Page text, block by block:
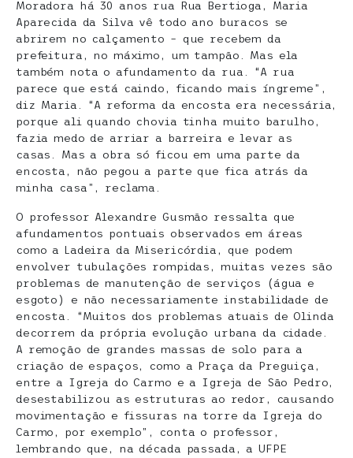
Moradora há 30 anos rua Rua Bertioga, Maria
Aparecida da Silva vê todo ano buracos se
abrirem no calçamento – que recebem da
prefeitura, no máximo, um tampão. Mas ela
também nota o afundamento da rua. “A rua
parece que está caindo, ficando mais íngreme”,
diz Maria. “A reforma da encosta era necessária,
porque ali quando chovia tinha muito barulho,
fazia medo de arriar a barreira e levar as
casas. Mas a obra só ficou em uma parte da
encosta, não pegou a parte que fica atrás da
minha casa”, reclama.
O professor Alexandre Gusmão ressalta que
afundamentos pontuais observados em áreas
como a Ladeira da Misericórdia, que podem
envolver tubulações rompidas, muitas vezes são
problemas de manutenção de serviços (água e
esgoto) e não necessariamente instabilidade de
encosta. “Muitos dos problemas atuais de Olinda
decorrem da própria evolução urbana da cidade.
A remoção de grandes massas de solo para a
criação de espaços, como a Praça da Preguiça,
entre a Igreja do Carmo e a Igreja de São Pedro,
desestabilizou as estruturas ao redor, causando
movimentação e fissuras na torre da Igreja do
Carmo, por exemplo”, conta o professor,
lembrando que, na década passada, a UFPE